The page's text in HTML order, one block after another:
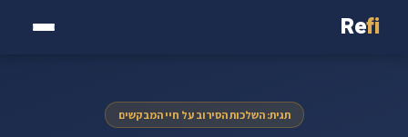
Refi
תגית: השלכות הסירוב על חיי המבקשים